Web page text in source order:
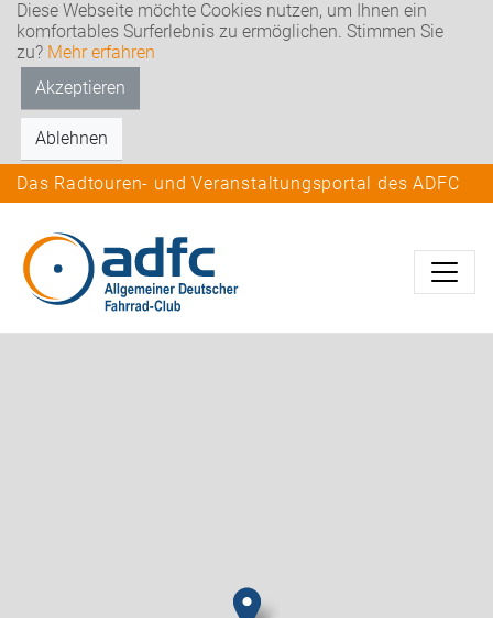
Diese Webseite möchte Cookies nutzen, um Ihnen ein
komfortables Surferlebnis zu ermöglichen. Stimmen Sie
zu? Mehr erfahren
Akzeptieren
Ablehnen
Das Radtouren- und Veranstaltungsportal des ADFC